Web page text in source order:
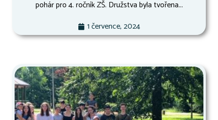
pohár pro 4. ročník ZŠ. Družstva byla tvořena...
1 července, 2024